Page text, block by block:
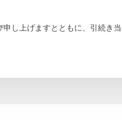
し上げますとともに、引続き